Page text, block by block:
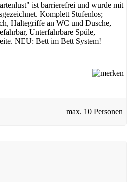
ist barrierefrei und wurde mit
Komplett Stufenlos;
Haltegriffe an WC und Dusche,
Unterfahrbare Spüle,
NEU: Bett im Bett System!
max. 10 Personen